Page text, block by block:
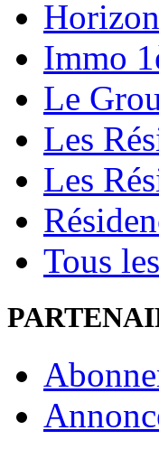
Immo
Le
Les
Les
Tous